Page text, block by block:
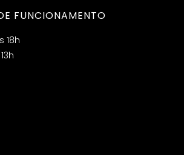
FUNCIONAMENTO
18h